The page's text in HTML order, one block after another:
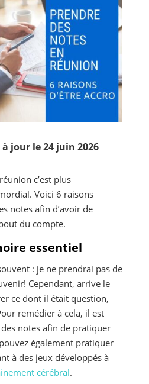
jour le 24 juin 2026
c’est plus
Voici 6 raisons
notes afin d’avoir de
du compte.
essentiel
: je ne prendrai pas de
Cependant, arrive le
ce dont il était question,
remédier à cela, il est
notes afin de pratiquer
également pratiquer
à des jeux développés à
cérébral.